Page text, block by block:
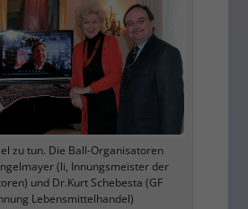
zu tun. Die Ball-Organisatoren
(li, Innungsmeister der
und Dr.Kurt Schebesta (GF
Lebensmittelhandel)